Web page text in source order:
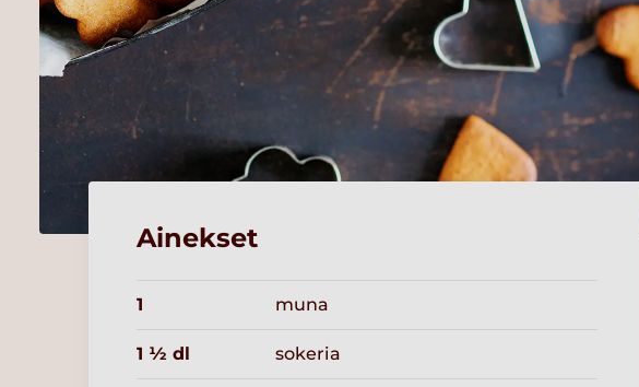
Ainekset
1 muna
1 ½ dl sokeria